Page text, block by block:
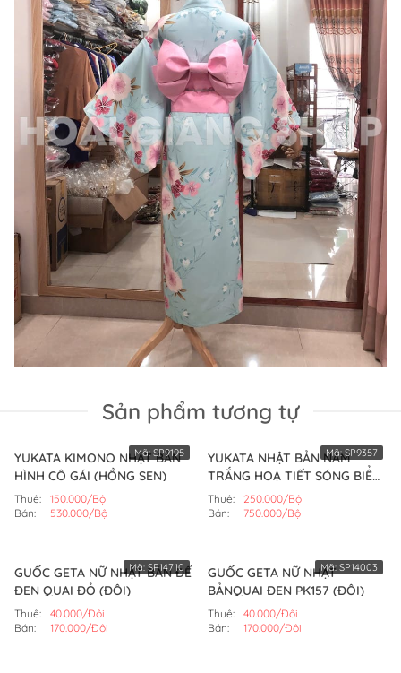
Sản phẩm tương tự
YUKATA KIMONO NHẬT BẢN
HÌNH CÔ GÁI (HỒNG SEN)
Thuê:
150.000/Bộ
Bán:
530.000/Bộ
Mã:SP9195
YUKATA NHẬT BẢN NAM
TRẮNG HOẠ TIẾT SÓNG BIỂN
(BỘ)
Thuê:
250.000/Bộ
Bán:
750.000/Bộ
Mã:SP9357
GUỐC GETA NỮ NHẬT BẢN ĐẾ
ĐEN QUAI ĐỎ (ĐÔI)
Thuê:
40.000/Đôi
Bán:
170.000/Đôi
Mã: SP14710
GUỐC GETA NỮ NHẬT
BẢNQUAI ĐEN PK157 (ĐÔI)
Thuê:
40.000/Đôi
Bán:
170.000/Đôi
Mã: SP14003